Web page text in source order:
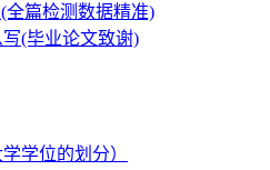
(全篇检测数据精准)
(毕业论文致谢)
学位的划分）